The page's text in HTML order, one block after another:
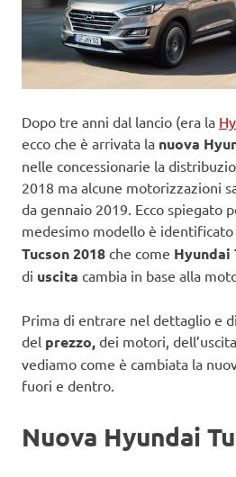
Dopo tre anni dal lancio (era la
ecco che è arrivata la nuova
nelle concessionarie la
2018 ma alcune motorizzazioni
da gennaio 2019. Ecco spiegato
medesimo modello è identificato
Tucson 2018 che come Hyundai
di uscita cambia in base alla
Prima di entrare nel dettaglio e
del prezzo, dei motori,
vediamo come è cambiata la
fuori e dentro.
Nuova Hyundai